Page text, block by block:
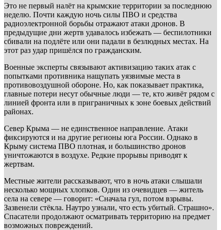
Это не первый налёт на крымские территории за последнюю
неделю. Почти каждую ночь силы ПВО и средства
радиоэлектронной борьбы отражают атаки дронов. В
предыдущие дни жертв удавалось избежать — беспилотники
сбивали на подлёте или они падали в безлюдных местах. На
этот раз удар пришёлся по гражданским.
Военные эксперты связывают активизацию таких атак с
попытками противника нащупать уязвимые места в
противовоздушной обороне. Но, как показывает практика,
главные потери несут обычные люди — те, кто живёт рядом с
линией фронта или в приграничных к зоне боевых действий
районах.
Север Крыма — не единственное направление. Атаки
фиксируются и на другие регионы юга России. Однако в
Крыму система ПВО плотная, и большинство дронов
уничтожаются в воздухе. Редкие прорывы приводят к
жертвам.
Местные жители рассказывают, что в ночь атаки слышали
несколько мощных хлопков. Один из очевидцев — житель
села на севере — говорит: «Сначала гул, потом взрывы.
Зазвенели стёкла. Наутро узнали, что есть убитый. Страшно».
Спасатели продолжают осматривать территорию на предмет
возможных повреждений.